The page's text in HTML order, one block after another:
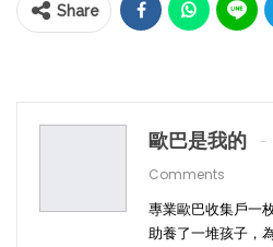
Share
歐巴是我的
Comments
專業歐巴收集戶一
助養了一堆孩子，